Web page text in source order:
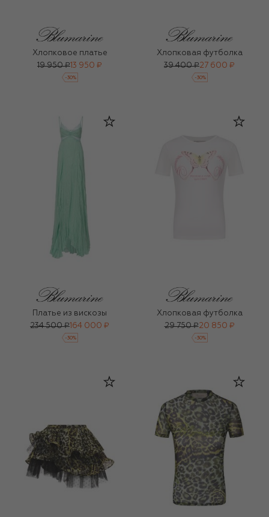
Хлопковое платье
19 950 ₽ 13 950 ₽
-30%
Хлопковая футболка
39 400 ₽27 600 ₽
-30%
Платье из вискозы
234 500 ₽ 164 000 ₽
-30%
Хлопковая футболка
29 750 ₽20 850 ₽
-30%